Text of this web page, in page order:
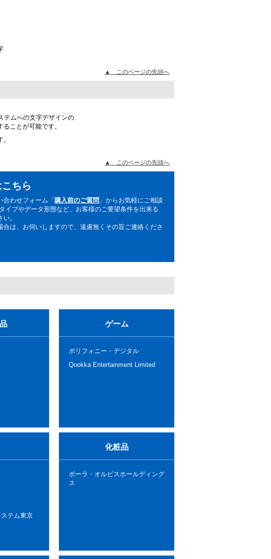
▲ このページの先頭へ
テムへの文字デザインの
ことが可能です。
▲ このページの先頭へ
ちら
合わせフォーム「 購入前のご質問 」からお気軽にご相談
イプやデータ形態など、お客様のご要望条件を出来る
。
合は、お伺いしますので、遠慮無くその旨ご連絡くださ
ゲーム
ポリフォニー・デジタル
Qookka Entertainment Limited
テム東京
化粧品
ポーラ・オルビスホールディング
ス